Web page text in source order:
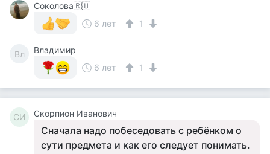
Соколова🇷🇺
6 лет
1
Вл
Владимир
6 лет
1
СИ Скорпион Иванович
Сначала надо побеседовать с ребёнком о
сути предмета и как его следует понимать.